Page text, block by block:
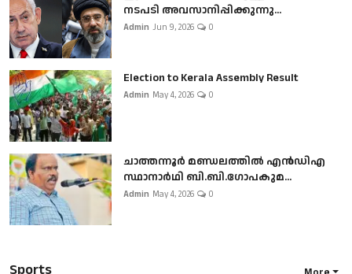
നടപടി അവസാനിപ്പിക്കുന്നു...
Admin Jun 9, 2026 0
Election to Kerala Assembly Result
Admin May 4, 2026 0
ചാത്തന്നൂർ മണ്ഡലത്തിൽ എൻഡിഎ
സ്ഥാനാർഥി ബി.ബി.ഗോപകുമ...
Admin May 4, 2026 0
Sports